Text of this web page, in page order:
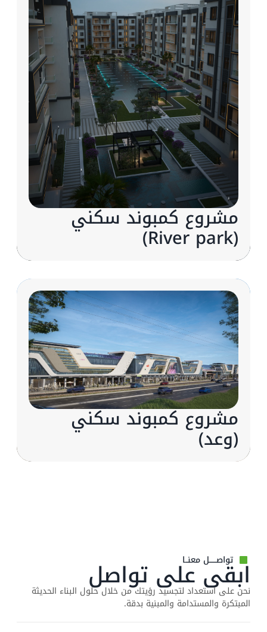
مشروع كمبوند سكني
(River park)
مشروع كمبوند سكني
(وعد)
تواصــــــل معنــا
ابقى على تواصل
نحن على استعداد لتجسيد رؤيتك من خلال حلول البناء الحديثة
المبتكرة والمستدامة والمبنية بدقة.